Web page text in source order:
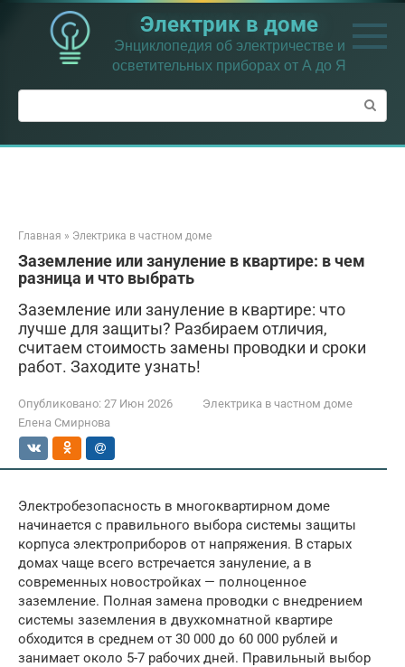
Перейти
контенту
Электрик в доме
Энциклопедия об электричестве и
осветительных приборах от А до Я
Поиск:
Главная » Электрика в частном доме
Заземление или зануление в квартире: в чем
разница и что выбрать
Заземление или зануление в квартире: что
лучше для защиты? Разбираем отличия,
считаем стоимость замены проводки и сроки
работ. Заходите узнать!
Опубликовано: 27 Июн 2026
Электрика в частном доме
Елена Смирнова
Электробезопасность в многоквартирном доме
начинается с правильного выбора системы защиты
корпуса электроприборов от напряжения. В старых
домах чаще всего встречается зануление, а в
современных новостройках — полноценное
заземление. Полная замена проводки с внедрением
системы заземления в двухкомнатной квартире
обходится в среднем от 30 000 до 60 000 рублей и
занимает около 5-7 рабочих дней. Правильный выбор